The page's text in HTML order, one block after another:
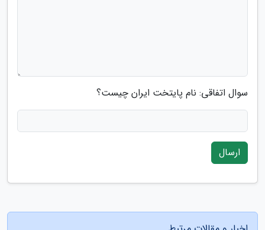
سوال اتفاقی: نام پایتخت ایران چیست؟
ارسال